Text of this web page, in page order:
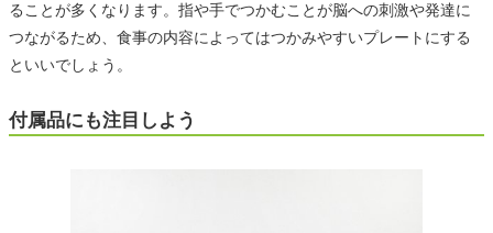
ることが多くなります。指や手でつかむことが脳への刺激や発達に
つながるため、食事の内容によってはつかみやすいプレートにする
といいでしょう。
付属品にも注目しよう